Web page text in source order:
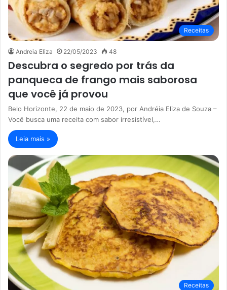
Receitas
Andreia Eliza 22/05/2023 48
Descubra o segredo por trás da
panqueca de frango mais saborosa
que você já provou
Belo Horizonte, 22 de maio de 2023, por Andréia Eliza de Souza –
Você busca uma receita com sabor irresistível,…
Leia mais »
Receitas